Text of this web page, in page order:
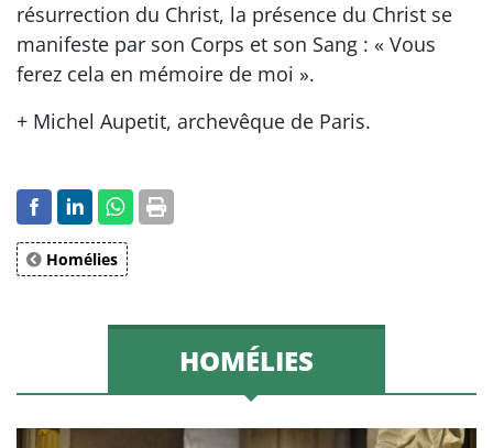
résurrection du Christ, la présence du Christ se
manifeste par son Corps et son Sang : « Vous
ferez cela en mémoire de moi ».
+ Michel Aupetit, archevêque de Paris.
Homélies
HOMÉLIES